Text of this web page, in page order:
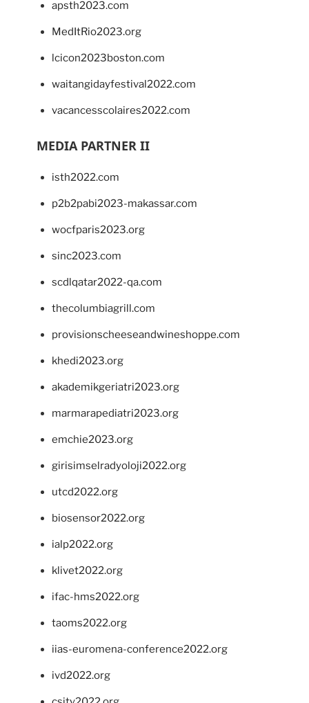
apsth2023.com
MedItRio2023.org
lcicon2023boston.com
waitangidayfestival2022.com
vacancesscolaires2022.com
MEDIA PARTNER II
isth2022.com
p2b2pabi2023-makassar.com
wocfparis2023.org
sinc2023.com
scdlqatar2022-qa.com
thecolumbiagrill.com
provisionscheeseandwineshoppe.com
khedi2023.org
akademikgeriatri2023.org
marmarapediatri2023.org
emchie2023.org
girisimselradyoloji2022.org
utcd2022.org
biosensor2022.org
ialp2022.org
klivet2022.org
ifac-hms2022.org
taoms2022.org
iias-euromena-conference2022.org
ivd2022.org